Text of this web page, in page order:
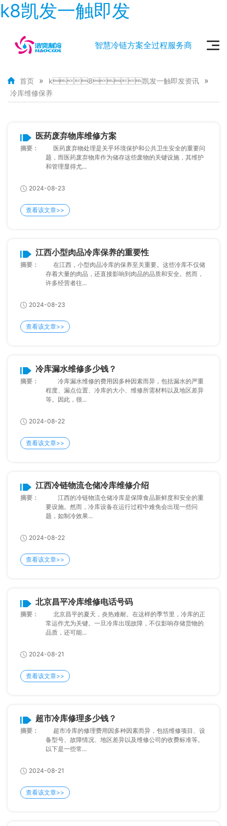
k8凯发一触即发
智慧冷链方案全过程服务商
首页 » k8凯发一触即发资讯 »
冷库维修保养
医药废弃物库维修方案
摘要：
医药废弃物处理是关乎环境保护和公共卫生安全的重要问
题，而医药废弃物库作为储存这些废物的关键设施，其维护
和管理显得尤...
2024-08-23
查看该文章>>
江西小型肉品冷库保养的重要性
摘要：
在江西，小型肉品冷库的保养至关重要。这些冷库不仅储
存着大量的肉品，还直接影响到肉品的品质和安全。然而，
许多经营者往...
2024-08-23
查看该文章>>
冷库漏水维修多少钱？
摘要：
冷库漏水维修的费用因多种因素而异，包括漏水的严重
程度、漏点位置、冷库的大小、维修所需材料以及地区差异
等。因此，很...
2024-08-22
查看该文章>>
江西冷链物流仓储冷库维修介绍
摘要：
江西的冷链物流仓储冷库是保障食品新鲜度和安全的重
要设施。然而，冷库设备在运行过程中难免会出现一些问
题，如制冷效果...
2024-08-22
查看该文章>>
北京昌平冷库维修电话号码
摘要：
北京昌平的夏天，炎热难耐。在这样的季节里，冷库的正
常运作尤为关键。一旦冷库出现故障，不仅影响存储货物的
品质，还可能...
2024-08-21
查看该文章>>
超市冷库修理多少钱？
摘要：
超市冷库的修理费用因多种因素而异，包括维修项目、设
备型号、故障情况、地区差异以及维修公司的收费标准等。
以下是一些常...
2024-08-21
查看该文章>>